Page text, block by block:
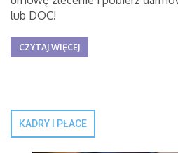
lub DOC!
CZYTAJ WIĘCEJ
KADRY I PŁACE